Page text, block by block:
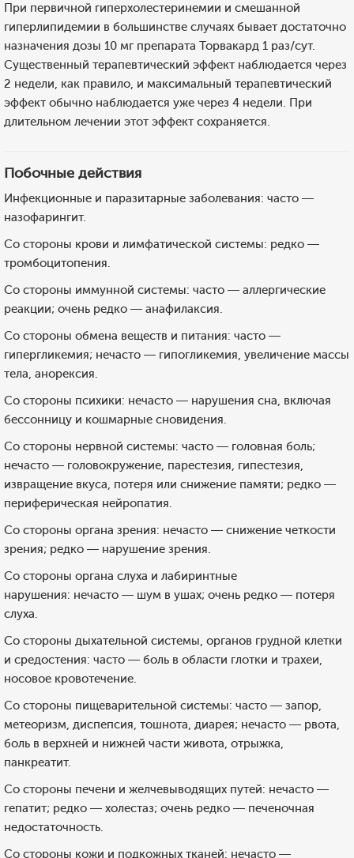
При первичной гиперхолестеринемии и смешанной
гиперлипидемии в большинстве случаях бывает достаточно
назначения дозы 10 мг препарата Торвакард 1 раз/сут.
Существенный терапевтический эффект наблюдается через
2 недели, как правило, и максимальный терапевтический
эффект обычно наблюдается уже через 4 недели. При
длительном лечении этот эффект сохраняется.
Побочные действия
Инфекционные и паразитарные заболевания: часто —
назофарингит.
Со стороны крови и лимфатической системы: редко —
тромбоцитопения.
Со стороны иммунной системы: часто — аллергические
реакции; очень редко — анафилаксия.
Со стороны обмена веществ и питания: часто —
гипергликемия; нечасто — гипогликемия, увеличение массы
тела, анорексия.
Со стороны психики: нечасто — нарушения сна, включая
бессонницу и кошмарные сновидения.
Со стороны нервной системы: часто — головная боль;
нечасто — головокружение, парестезия, гипестезия,
извращение вкуса, потеря или снижение памяти; редко —
периферическая нейропатия.
Со стороны органа зрения: нечасто — снижение четкости
зрения; редко — нарушение зрения.
Со стороны органа слуха и лабиринтные
нарушения: нечасто — шум в ушах; очень редко — потеря
слуха.
Со стороны дыхательной системы, органов грудной клетки
и средостения: часто — боль в области глотки и трахеи,
носовое кровотечение.
Со стороны пищеварительной системы: часто — запор,
метеоризм, диспепсия, тошнота, диарея; нечасто — рвота,
боль в верхней и нижней части живота, отрыжка,
панкреатит.
Со стороны печени и желчевыводящих путей: нечасто —
гепатит; редко — холестаз; очень редко — печеночная
недостаточность.
Со стороны кожи и подкожных тканей: нечасто —